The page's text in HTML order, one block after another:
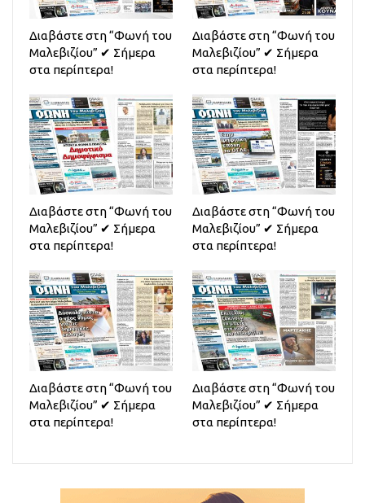
Διαβάστε στη “Φωνή του
Μαλεβιζίου” ✔ Σήμερα
στα περίπτερα!
Διαβάστε στη “Φωνή του
Μαλεβιζίου” ✔ Σήμερα
στα περίπτερα!
Διαβάστε στη “Φωνή του
Μαλεβιζίου” ✔ Σήμερα
στα περίπτερα!
Διαβάστε στη “Φωνή του
Μαλεβιζίου” ✔ Σήμερα
στα περίπτερα!
Διαβάστε στη “Φωνή του
Μαλεβιζίου” ✔ Σήμερα
στα περίπτερα!
Διαβάστε στη “Φωνή του
Μαλεβιζίου” ✔ Σήμερα
στα περίπτερα!